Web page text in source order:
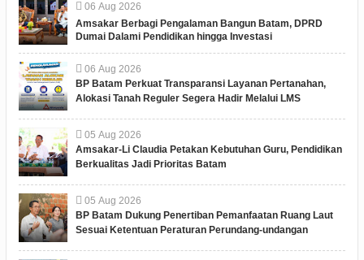
06 Aug 2026
Amsakar Berbagi Pengalaman Bangun Batam, DPRD
Dumai Dalami Pendidikan hingga Investasi
06 Aug 2026
BP Batam Perkuat Transparansi Layanan Pertanahan,
Alokasi Tanah Reguler Segera Hadir Melalui LMS
05 Aug 2026
Amsakar-Li Claudia Petakan Kebutuhan Guru, Pendidikan
Berkualitas Jadi Prioritas Batam
05 Aug 2026
BP Batam Dukung Penertiban Pemanfaatan Ruang Laut
Sesuai Ketentuan Peraturan Perundang-undangan